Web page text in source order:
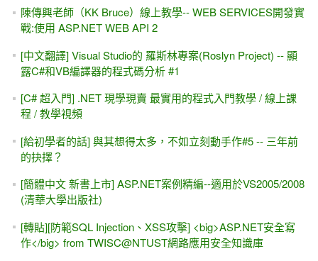
陳傳興老師（KK Bruce）線上教學-- WEB SERVICES開發實
戰:使用 ASP.NET WEB API 2
[中文翻譯] Visual Studio的 羅斯林專案(Roslyn Project) -- 顯
露C#和VB編譯器的程式碼分析 #1
[C# 超入門] .NET 現學現賣 最實用的程式入門教學 / 線上課
程 / 教學視頻
[給初學者的話] 與其想得太多，不如立刻動手作#5 -- 三年前
的抉擇？
[簡體中文 新書上市] ASP.NET案例精編--適用於VS2005/2008
(清華大學出版社)
[轉貼][防範SQL Injection、XSS攻擊] <big>ASP.NET安全寫
作</big> from TWISC@NTUST網路應用安全知識庫